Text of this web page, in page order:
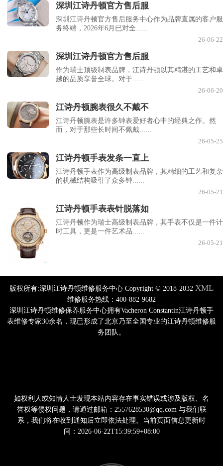
深圳江诗丹顿官方售后服
深圳江诗丹顿官方售后服务中心作为品牌直属的客户服
务终端，2026年6月已对全......
26-06-22
深圳江诗丹顿官方售后服
作为瑞士顶级制表品牌，江诗丹顿以其精湛的工艺和卓
越的品质享誉全球。对于......
26-06-20
江诗丹顿腕表很久不戴不
江诗丹顿腕表是许多钟表爱好者心中的经典之作。然
而，对于那些长时间不佩戴......
26-05-25
江诗丹顿手表发条一直上
江诗丹顿手表作为高级制表品牌，其精细的工艺和复杂
的机械结构吸引了众多钟......
26-05-21
江诗丹顿手表表针脱落如
江诗丹顿作为瑞士高级制表品牌，其手表不仅是一件计
时工具，更是一件艺术品......
26-05-21
版权所有:深圳江诗丹顿维修服务中心 Copyright © 2018-2032 XML
维修服务热线：400-882-9682
深圳江诗丹顿维修保养服务中心拥有Vacheron Constantin江诗丹顿手
表维修专家30余名，现已形成了北京乃至全国专业的江诗丹顿维修服
务团队。
如权利人或知情人士发现本站内容存在事实错误或涉及版权、名
誉权等侵权问题，请通过邮箱：2557628530@qq.com 与我们联
系，我们将在收到通知后立即依法处理。当前页面信息更新时
间：2026-06-22T15:39:59+08:00